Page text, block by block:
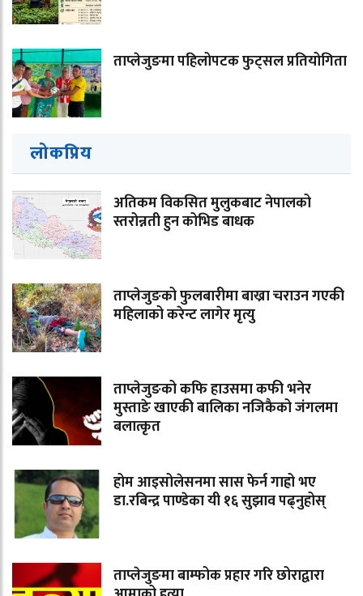
ताप्लेजुङमा पहिलोपटक फुट्सल प्रतियोगिता
लोकप्रिय
अतिकम विकसित मुलुकबाट नेपालको
स्तरोन्नती हुन कोभिड बाधक
ताप्लेजुङको फुलबारीमा बाख्रा चराउन गएकी
महिलाको करेन्ट लागेर मृत्यु
ताप्लेजुङको कफि हाउसमा कफी भनेर
मुस्ताङे खाएकी बालिका नजिकैको जंगलमा
बलात्कृत
होम आइसोलेसनमा सास फेर्न गाह्रो भए
डा.रबिन्द्र पाण्डेका यी १६ सुझाव पढ्नुहोस्
ताप्लेजुङमा बाम्फोक प्रहार गरि छोराद्वारा